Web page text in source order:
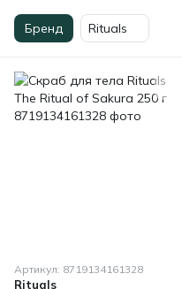
Бренд Rituals
Артикул: 8719134161328
Rituals